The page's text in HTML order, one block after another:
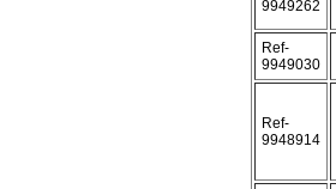
9949262
Ref-
9949030
Ref-
9948914